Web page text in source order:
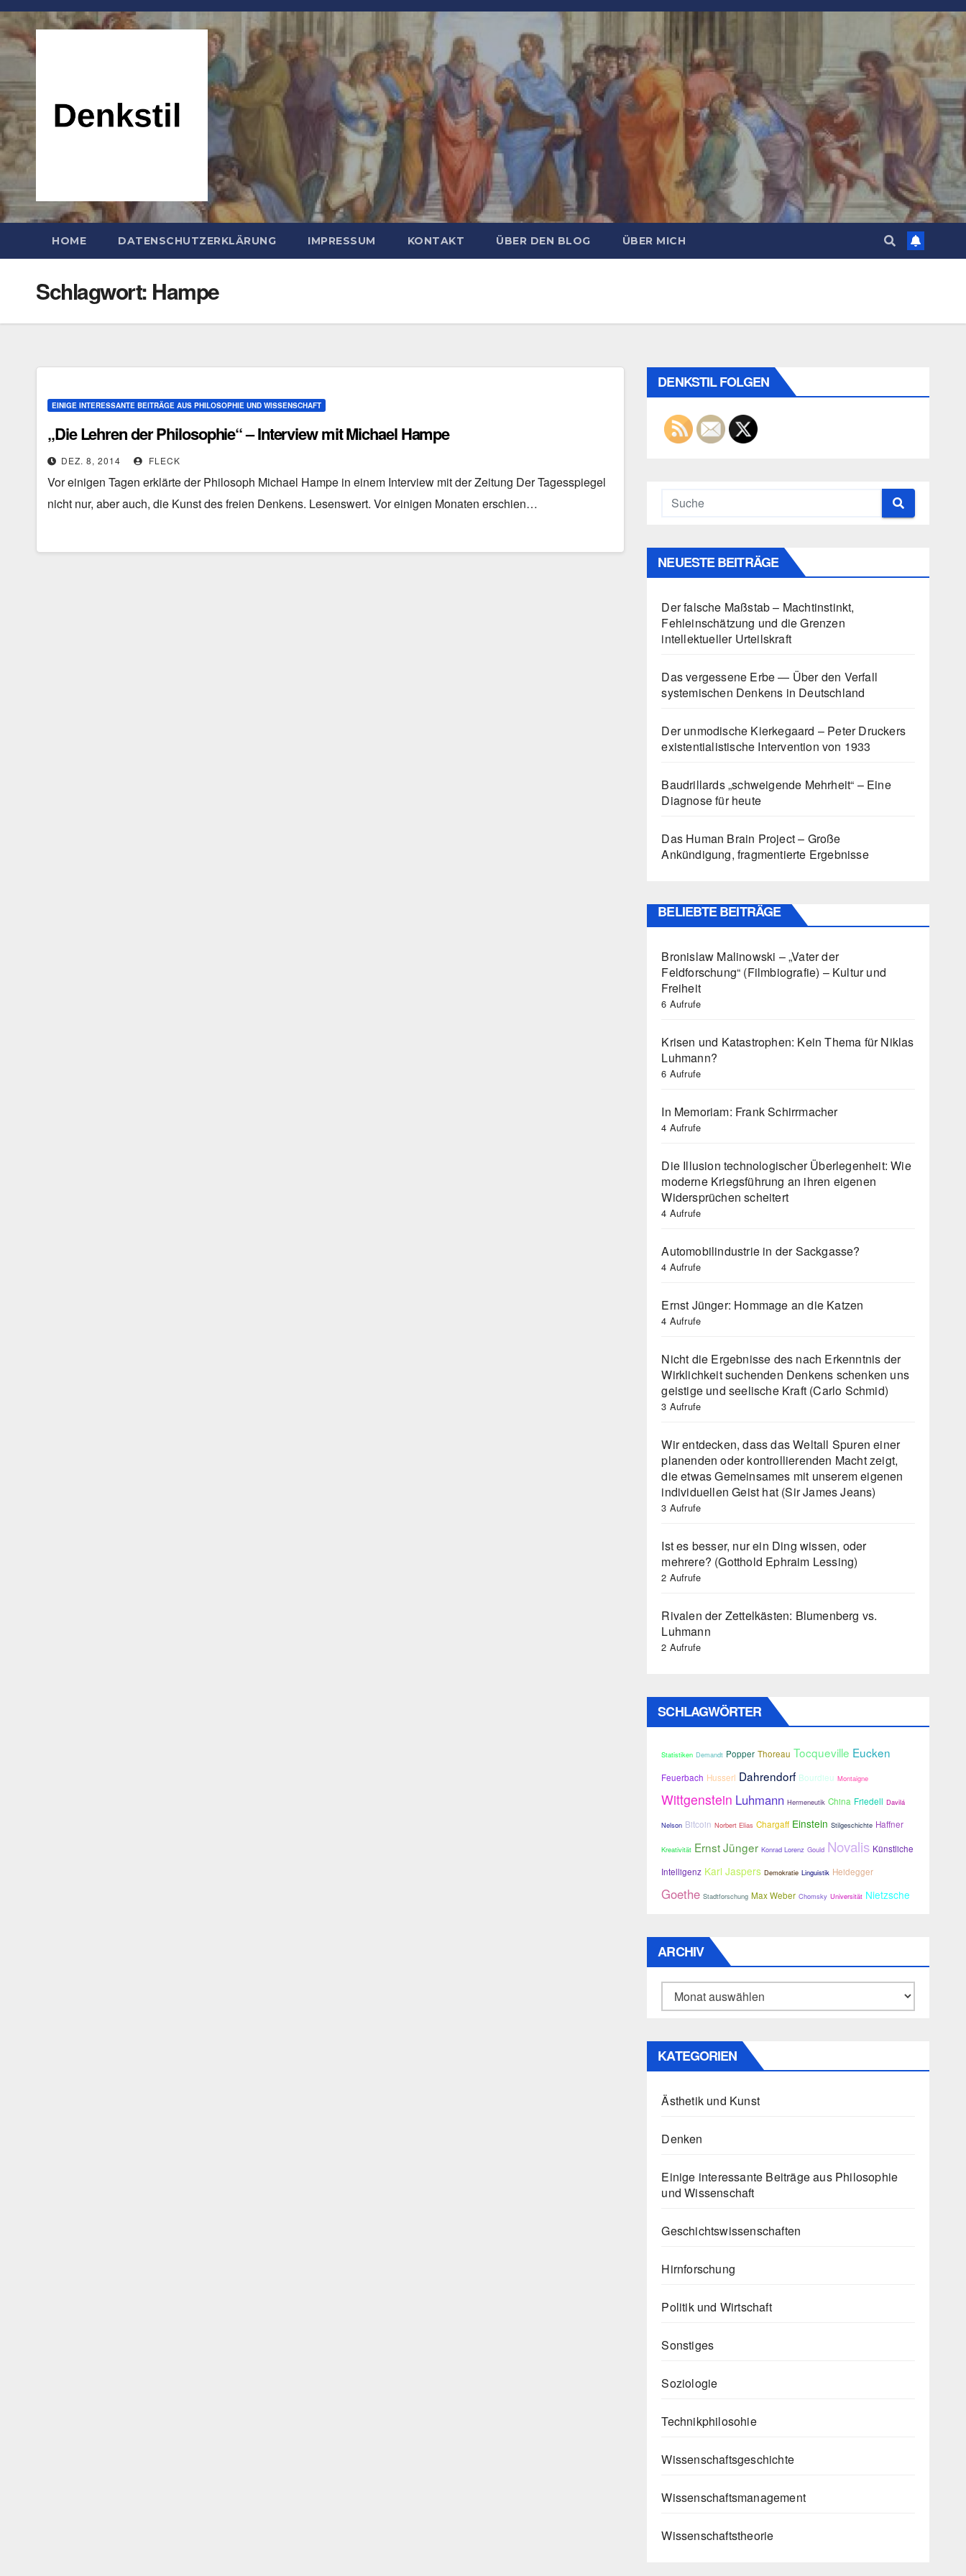
Zum
Inhalt
springen
HOME DATENSCHUTZERKLÄRUNG IMPRESSUM KONTAKT ÜBER DEN BLOG ÜBER MICH
Schlagwort: Hampe
EINIGE INTERESSANTE BEITRÄGE AUS PHILOSOPHIE UND WISSENSCHAFT
„Die Lehren der Philosophie“ – Interview mit Michael Hampe
DEZ. 8, 2014 FLECK
Vor einigen Tagen erklärte der Philosoph Michael Hampe in einem Interview mit der Zeitung Der Tagesspiegel
nicht nur, aber auch, die Kunst des freien Denkens. Lesenswert. Vor einigen Monaten erschien…
DENKSTIL FOLGEN
NEUESTE BEITRÄGE
Der falsche Maßstab – Machtinstinkt,
Fehleinschätzung und die Grenzen
intellektueller Urteilskraft
Das vergessene Erbe — Über den Verfall
systemischen Denkens in Deutschland
Der unmodische Kierkegaard – Peter Druckers
existentialistische Intervention von 1933
Baudrillards „schweigende Mehrheit“ – Eine
Diagnose für heute
Das Human Brain Project – Große
Ankündigung, fragmentierte Ergebnisse
BELIEBTE BEITRÄGE
Bronislaw Malinowski – „Vater der
Feldforschung“ (Filmbiografie) – Kultur und
Freiheit
6 Aufrufe
Krisen und Katastrophen: Kein Thema für Niklas
Luhmann?
6 Aufrufe
In Memoriam: Frank Schirrmacher
4 Aufrufe
Die Illusion technologischer Überlegenheit: Wie
moderne Kriegsführung an ihren eigenen
Widersprüchen scheitert
4 Aufrufe
Automobilindustrie in der Sackgasse?
4 Aufrufe
Ernst Jünger: Hommage an die Katzen
4 Aufrufe
Nicht die Ergebnisse des nach Erkenntnis der
Wirklichkeit suchenden Denkens schenken uns
geistige und seelische Kraft (Carlo Schmid)
3 Aufrufe
Wir entdecken, dass das Weltall Spuren einer
planenden oder kontrollierenden Macht zeigt,
die etwas Gemeinsames mit unserem eigenen
individuellen Geist hat (Sir James Jeans)
3 Aufrufe
Ist es besser, nur ein Ding wissen, oder
mehrere? (Gotthold Ephraim Lessing)
2 Aufrufe
Rivalen der Zettelkästen: Blumenberg vs.
Luhmann
2 Aufrufe
SCHLAGWÖRTER
Statistiken Demandt Popper Thoreau Tocqueville Eucken
Feuerbach Husserl Dahrendorf Bourdieu Montaigne
Wittgenstein Luhmann Hermeneutik China Friedell Davilá
Nelson Bitcoin Norbert Elias Chargaff Einstein Stilgeschichte Haffner
Kreativität Ernst Jünger Konrad Lorenz Gould Novalis Künstliche
Intelligenz Karl Jaspers Demokratie Linguistik Heidegger
Goethe Stadtforschung Max Weber Chomsky Universität Nietzsche
ARCHIV
Archiv
KATEGORIEN
Ästhetik und Kunst
Denken
Einige interessante Beiträge aus Philosophie
und Wissenschaft
Geschichtswissenschaften
Hirnforschung
Politik und Wirtschaft
Sonstiges
Soziologie
Technikphilosohie
Wissenschaftsgeschichte
Wissenschaftsmanagement
Wissenschaftstheorie